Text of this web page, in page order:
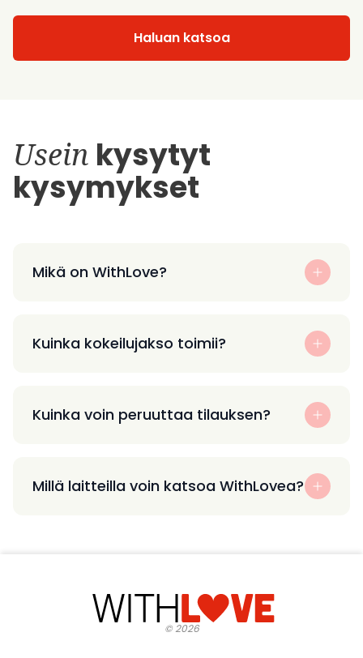
Haluan katsoa
Usein kysytyt
kysymykset
Mikä on WithLove?
Kuinka kokeilujakso toimii?
Kuinka voin peruuttaa tilauksen?
Millä laitteilla voin katsoa WithLovea?
©2026